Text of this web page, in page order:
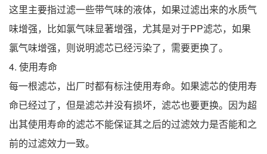
这里主要指过滤一些带气味的液体，如果过滤出来的水质气
味增强，比如氯气味显著增强，尤其是对于PP滤芯，如果
氯气味增强，则说明滤芯已经污染了，需要更换了。
4. 使用寿命
每一根滤芯，出厂时都有标注使用寿命。如果滤芯的使用寿
命已经过了，但是滤芯并没有损坏，滤芯也要更换。因为超
出其使用寿命的滤芯不能保证其之后的过滤效力是否能和之
前的过滤效力一致。